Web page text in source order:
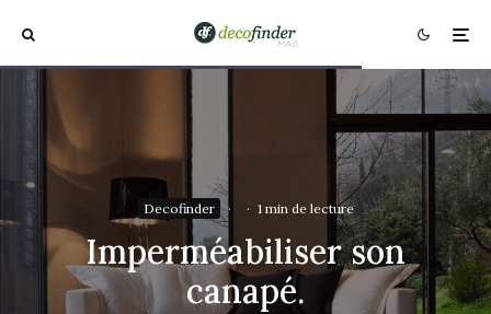
Decofinder · · 1 min de lecture
Imperméabiliser son
canapé.